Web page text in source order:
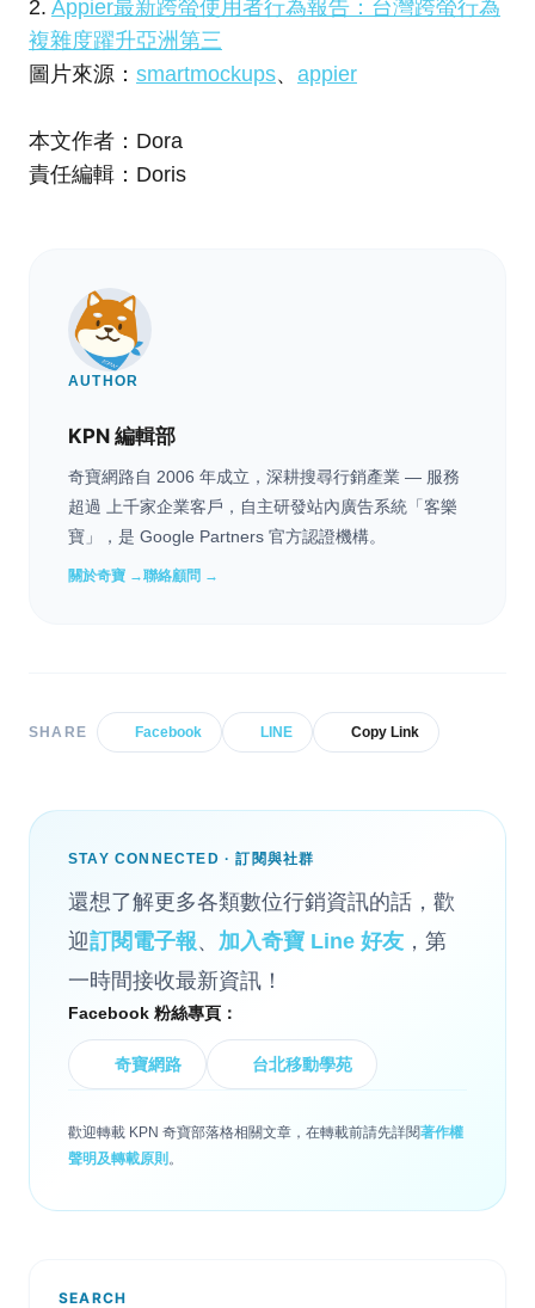
2. Appier最新跨螢使用者行為報告：台灣跨螢行為
複雜度躍升亞洲第三
圖片來源： smartmockups、 appier
本文作者：Dora
責任編輯：Doris
AUTHOR
KPN 編輯部
奇寶網路自 2006 年成立，深耕搜尋行銷產業 — 服務
超過 上千家企業客戶，自主研發站內廣告系統「客樂
寶」，是 Google Partners 官方認證機構。
關於奇寶 →聯絡顧問 →
SHARE Facebook LINE Copy Link
STAY CONNECTED · 訂閱與社群
還想了解更多各類數位行銷資訊的話，歡
迎訂閱電子報、 加入奇寶 Line 好友 ，第
一時間接收最新資訊！
Facebook 粉絲專頁：
奇寶網路 台北移動學苑
歡迎轉載 KPN 奇寶部落格相關文章，在轉載前請先詳閱著作權
聲明及轉載原則 。
SEARCH